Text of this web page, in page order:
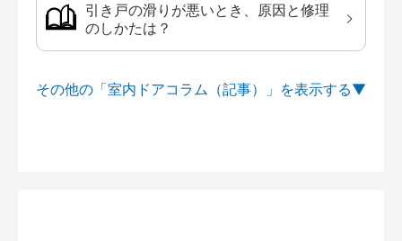
引き戸の滑りが悪いとき、原因と修理
のしかたは？
その他の「室内ドアコラム（記事）」を